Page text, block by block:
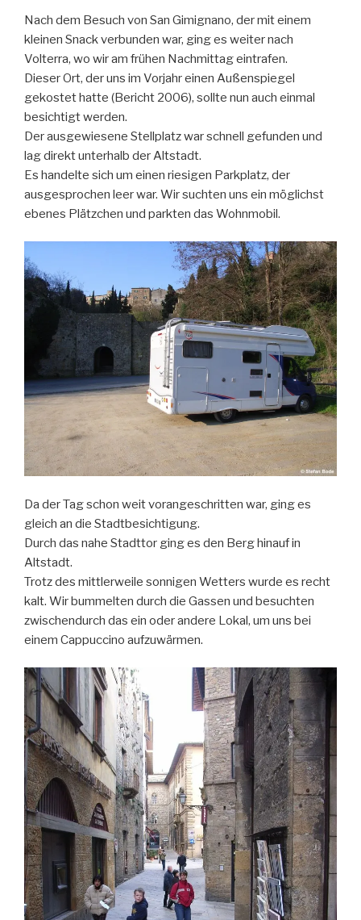
Nach dem Besuch von San Gimignano, der mit einem
kleinen Snack verbunden war, ging es weiter nach
Volterra, wo wir am frühen Nachmittag eintrafen.
Dieser Ort, der uns im Vorjahr einen Außenspiegel
gekostet hatte (Bericht 2006), sollte nun auch einmal
besichtigt werden.
Der ausgewiesene Stellplatz war schnell gefunden und
lag direkt unterhalb der Altstadt.
Es handelte sich um einen riesigen Parkplatz, der
ausgesprochen leer war. Wir suchten uns ein möglichst
ebenes Plätzchen und parkten das Wohnmobil.
Da der Tag schon weit vorangeschritten war, ging es
gleich an die Stadtbesichtigung.
Durch das nahe Stadttor ging es den Berg hinauf in
Altstadt.
Trotz des mittlerweile sonnigen Wetters wurde es recht
kalt. Wir bummelten durch die Gassen und besuchten
zwischendurch das ein oder andere Lokal, um uns bei
einem Cappuccino aufzuwärmen.